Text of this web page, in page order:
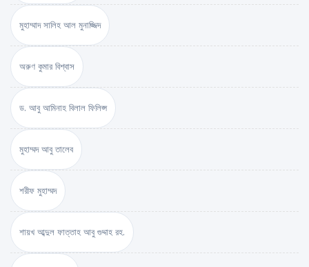
মুহাম্মাদ সালিহ আল মুনাজ্জিদ
অরুণ কুমার বিশ্বাস
ড. আবু আমিনাহ বিলাল ফিলিপ্স
মুহাম্মদ আবু তালেব
শরীফ মুহাম্মদ
শায়খ আব্দুল ফাত্তাহ আবু গুদ্দাহ রহ.